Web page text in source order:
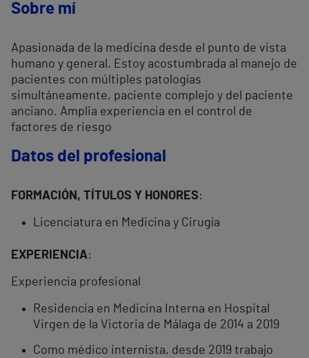
Sobre mí
Apasionada de la medicina desde el punto de vista
humano y general. Estoy acostumbrada al manejo de
pacientes con múltiples patologías
simultáneamente, paciente complejo y del paciente
anciano. Amplia experiencia en el control de
factores de riesgo
Datos del profesional
FORMACIÓN, TÍTULOS Y HONORES:
Licenciatura en Medicina y Cirugía
EXPERIENCIA:
Experiencia profesional
Residencia en Medicina Interna en Hospital
Virgen de la Victoria de Málaga de 2014 a 2019
Como médico internista, desde 2019 trabajo